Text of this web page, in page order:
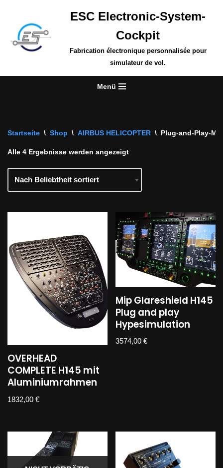
Zum
Inhalt
springen
ESC Electronic-System-
Cockpit
Fabrication électronique personnalisée pour
simulateur de vol.
Menü
Startseite \ Shop \ AIRBUS HELICOPTER \ Plug-and-Play-
Alle 4 Ergebnisse werden angezeigt
OVERHEAD
COMPLETE H145 mit
Aluminiumrahmen
1832,00 €
Mip Glareshield H145
Plug and play
Hypesimulation
3574,00€